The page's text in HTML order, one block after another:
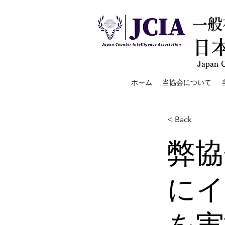
一
日
Japan
ホーム 当協会について
< Back
弊
に